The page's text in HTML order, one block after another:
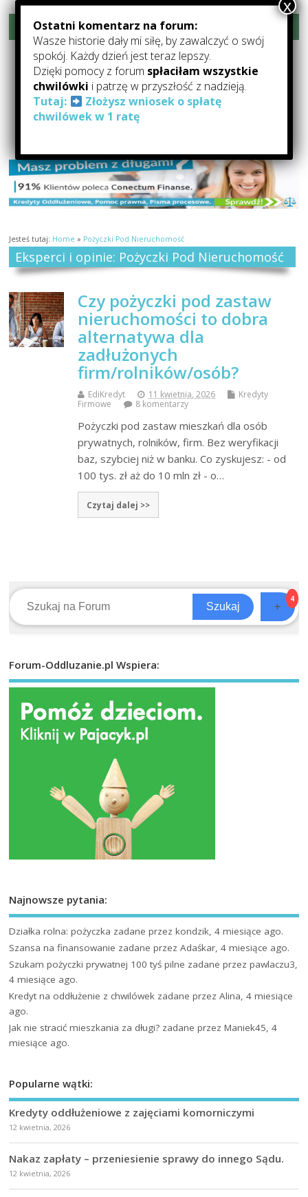
Rozwiń menu
Forum-Oddłużanie.pl –
Pomoc Dla Zadłużonych
Forum Oddłużeniowe: forum o oddłużaniu, pomocy dla zadłużonych,
kredytach i pożyczkach
Jesteś tutaj: Home » Pożyczki Pod Nieruchomość
Eksperci i opinie: Pożyczki Pod Nieruchomość
Czy pożyczki pod zastaw
nieruchomości to dobra
alternatywa dla
zadłużonych
firm/rolników/osób?
EdiKredyt 11 kwietnia, 2026
Kredyty
Firmowe
8 komentarzy
Pożyczki pod zastaw mieszkań dla osób
prywatnych, rolników, firm. Bez weryfikacji
baz, szybciej niż w banku. Co zyskujesz: - od
100 tys. zł aż do 10 mln zł - o…
Czytaj dalej >>
Szukaj +
4
Forum-Oddluzanie.pl Wspiera:
Najnowsze pytania:
Działka rolna: pożyczka zadane przez kondzik, 4 miesiące ago.
Szansa na finansowanie zadane przez Adaśkar, 4 miesiące ago.
Szukam pożyczki prywatnej 100 tyś pilne zadane przez pawlaczu3,
4 miesiące ago.
Kredyt na oddłużenie z chwilówek zadane przez Alina, 4 miesiące
ago.
Jak nie stracić mieszkania za długi? zadane przez Maniek45, 4
miesiące ago.
Popularne wątki:
Kredyty oddłużeniowe z zajęciami komorniczymi
12 kwietnia, 2026
Nakaz zapłaty – przeniesienie sprawy do innego Sądu.
12 kwietnia, 2026
Ostatni komentarz na forum:
Wasze historie dały mi siłę, by zawalczyć o swój
spokój. Każdy dzień jest teraz lepszy.
Dzięki pomocy z forum spłaciłam wszystkie
chwilówki i patrzę w przyszłość z nadzieją.
Tutaj:
Złożysz wniosek o spłatę
chwilówek w 1 ratę